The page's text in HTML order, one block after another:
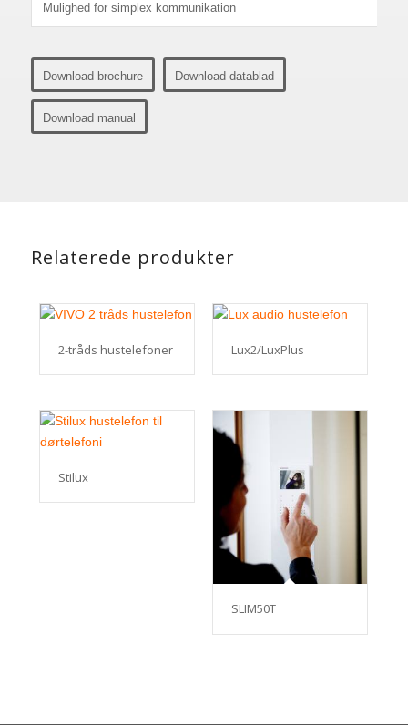
Mulighed for simplex kommunikation
Download brochure Download datablad
Download manual
Relaterede produkter
2-tråds hustelefoner Lux2/LuxPlus
Stilux
SLIM50T